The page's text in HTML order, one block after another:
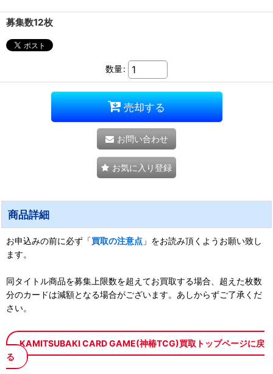
募集数12枚
数量:
売却する
お問い合わせ
お気に入り登録
商品詳細
お申込みの前に必ず「買取の注意点 」をお読み頂くようお願い致し
ます。
同タイトル商品を募集上限数を超えてお買取する場合、超えた枚数
分のカードは減額となる場合がございます。あしからずご了承くだ
さい。
KAMITSUBAKI CARD GAME(神椿TCG)買取トップページに戻
る